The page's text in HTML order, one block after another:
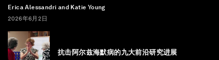
Erica Alessandri and Katie Young
2026年6月2日
抗击阿尔兹海默病的九大前沿研究进展